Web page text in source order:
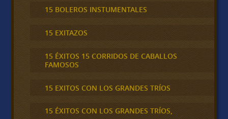
15 BOLEROS INSTUMENTALES
15 EXITAZOS
15 ÉXITOS 15 CORRIDOS DE CABALLOS
FAMOSOS
15 EXITOS CON LOS GRANDES TRÍOS
15 ÉXITOS CON LOS GRANDES TRÍOS,